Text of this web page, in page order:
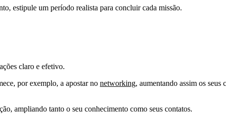
estipule um período realista para concluir cada missão.
claro e efetivo.
por exemplo, a apostar no networking, aumentando assim os seus
ampliando tanto o seu conhecimento como seus contatos.